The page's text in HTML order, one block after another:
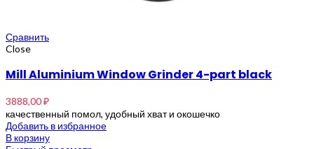
Сравнить
Close
Mill Aluminium Window Grinder 4-part black
3888,00₽
качественный помол, удобный хват и окошечко
Добавить в избранное
В корзину